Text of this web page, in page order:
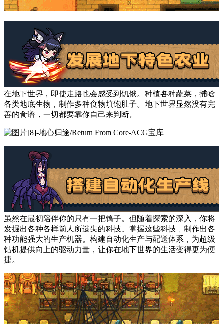
在地下世界，即使走路也会感受到饥饿。种植各种蔬菜，捕啥
各类地底生物，制作多种食物填饱肚子。地下世界显然没有完
善的食谱，一切都要靠你自己来判断。
虽然在最初陪伴你的只有一把镐子。但随着探索的深入，你将
发掘出各种各样前人所遗失的科技。掌握这些科技，制作出各
种功能强大的生产机器。构建自动化生产与配送体系，为超级
钻机提供向上的驱动力量，让你在地下世界的生活变得更为便
捷。